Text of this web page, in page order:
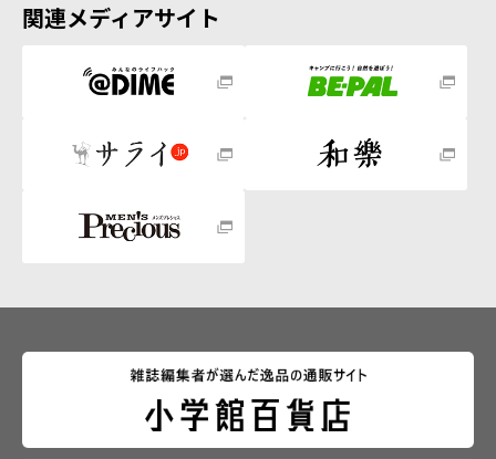
関連メディアサイト